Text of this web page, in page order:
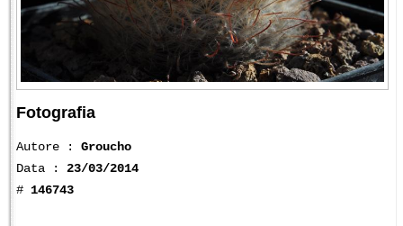
Fotografia
Autore : Groucho
Data : 23/03/2014
# 146743